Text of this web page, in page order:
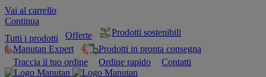
Vai al carrello
Continua
Tutti i prodotti
Offerte
Prodotti sostenibili
Manutan Expert
Prodotti in pronta consegna
Traccia il tuo ordine
Ordine rapido Contatti